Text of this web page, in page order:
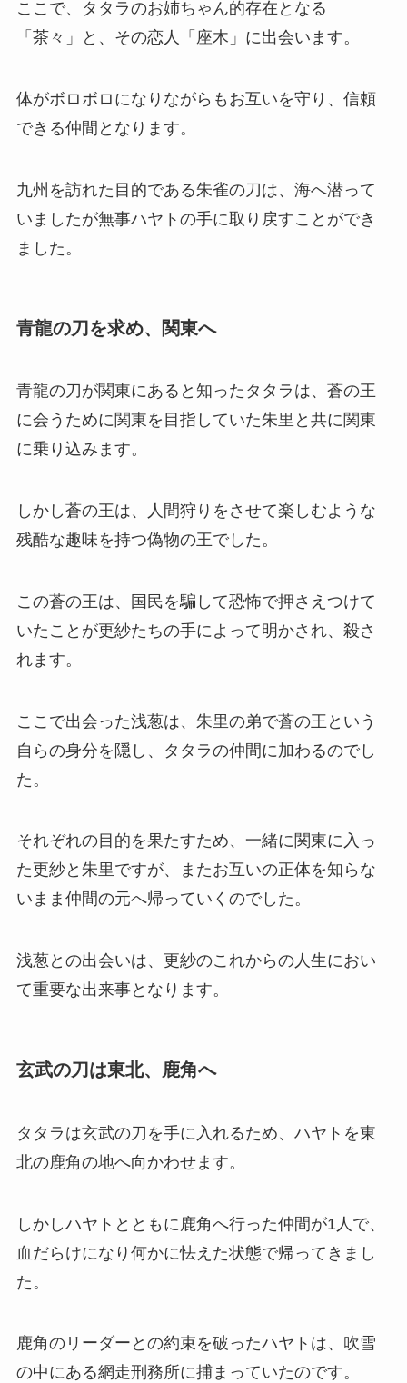
ここで、タタラのお姉ちゃん的存在となる
「茶々」と、その恋人「座木」に出会います。
体がボロボロになりながらもお互いを守り、信頼
できる仲間となります。
九州を訪れた目的である朱雀の刀は、海へ潜って
いましたが無事ハヤトの手に取り戻すことができ
ました。
青龍の刀を求め、関東へ
青龍の刀が関東にあると知ったタタラは、蒼の王
に会うために関東を目指していた朱里と共に関東
に乗り込みます。
しかし蒼の王は、人間狩りをさせて楽しむような
残酷な趣味を持つ偽物の王でした。
この蒼の王は、国民を騙して恐怖で押さえつけて
いたことが更紗たちの手によって明かされ、殺さ
れます。
ここで出会った浅葱は、朱里の弟で蒼の王という
自らの身分を隠し、タタラの仲間に加わるのでし
た。
それぞれの目的を果たすため、一緒に関東に入っ
た更紗と朱里ですが、またお互いの正体を知らな
いまま仲間の元へ帰っていくのでした。
浅葱との出会いは、更紗のこれからの人生におい
て重要な出来事となります。
玄武の刀は東北、鹿角へ
タタラは玄武の刀を手に入れるため、ハヤトを東
北の鹿角の地へ向かわせます。
しかしハヤトとともに鹿角へ行った仲間が1人で、
血だらけになり何かに怯えた状態で帰ってきまし
た。
鹿角のリーダーとの約束を破ったハヤトは、吹雪
の中にある網走刑務所に捕まっていたのです。